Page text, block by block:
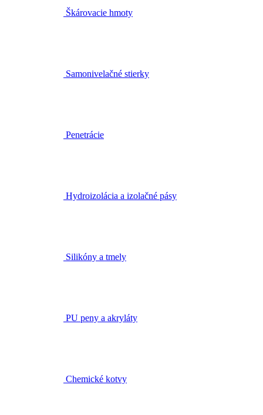
Škárovacie hmoty
Samonivelačné stierky
Penetrácie
Hydroizolácia a izolačné pásy
Silikóny a tmely
PU peny a akryláty
Chemické kotvy